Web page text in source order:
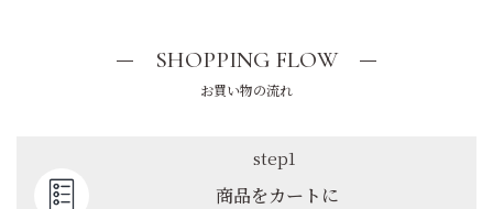
SHOPPING FLOW
お買い物の流れ
step1
商品をカートに